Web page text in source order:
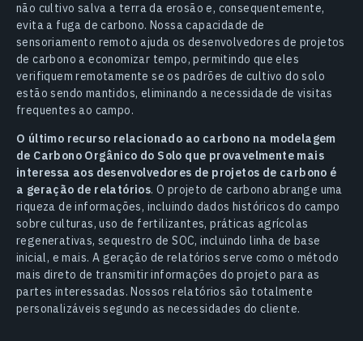
não cultivo salva a terra da erosão e, consequentemente,
evita a fuga de carbono. Nossa capacidade de
sensoriamento remoto ajuda os desenvolvedores de projetos
de carbono a economizar tempo, permitindo que eles
verifiquem remotamente se os padrões de cultivo do solo
estão sendo mantidos, eliminando a necessidade de visitas
frequentes ao campo.
O último recurso relacionado ao carbono na modelagem
de Carbono Orgânico do Solo que provavelmente mais
interessa aos desenvolvedores de projetos de carbono é
a geração de relatórios. O projeto de carbono abrange uma
riqueza de informações, incluindo dados históricos do campo
sobre culturas, uso de fertilizantes, práticas agrícolas
regenerativas, sequestro de SOC, incluindo linha de base
inicial, e mais. A geração de relatórios serve como o método
mais direto de transmitir informações do projeto para as
partes interessadas. Nossos relatórios são totalmente
personalizáveis segundo as necessidades do cliente.